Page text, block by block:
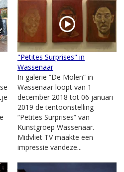
"Petites Surprises" in
Wassenaar
In galerie “De Molen” in
Wassenaar loopt van 1
december 2018 tot 06 januari
2019 de tentoonstelling
“Petites Surprises” van
Kunstgroep Wassenaar.
Midvliet TV maakte een
impressie vandeze...